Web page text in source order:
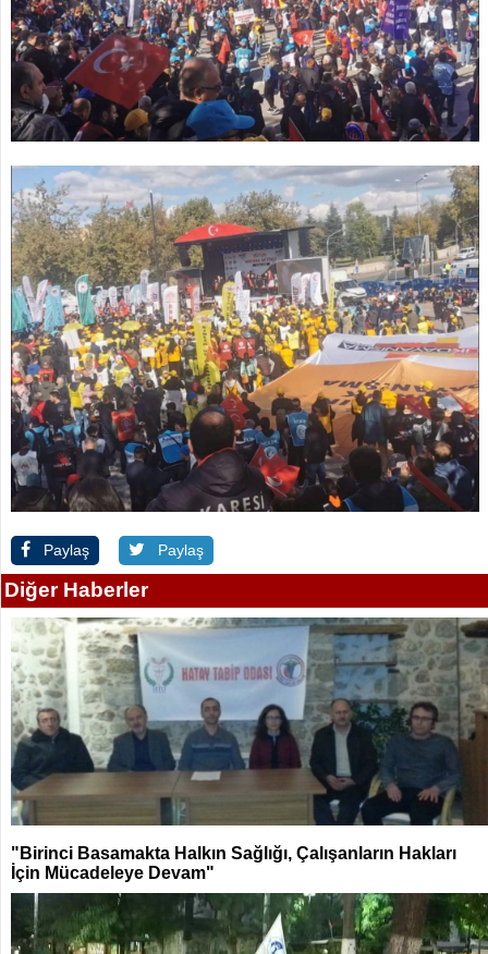
Paylaş Paylaş
Diğer Haberler
"Birinci Basamakta Halkın Sağlığı, Çalışanların Hakları
İçin Mücadeleye Devam"